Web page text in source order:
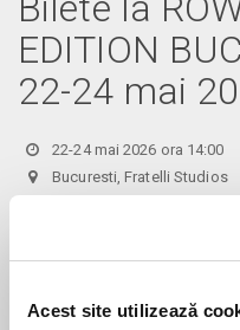
Acest site utilizează
EDITION
22-24 mai
22-24 mai 2026 ora 14:00
Bucuresti, Fratelli
Accesul persoanelor cu
!!! ACCESUL INCEPE LA ORA
19:00!Dupa aceasta ora nu se